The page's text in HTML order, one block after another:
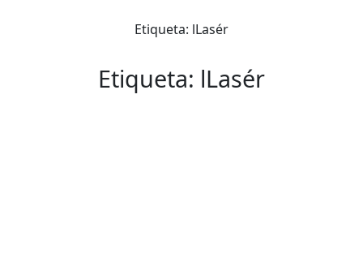
Etiqueta: lLasér
Etiqueta: lLasér